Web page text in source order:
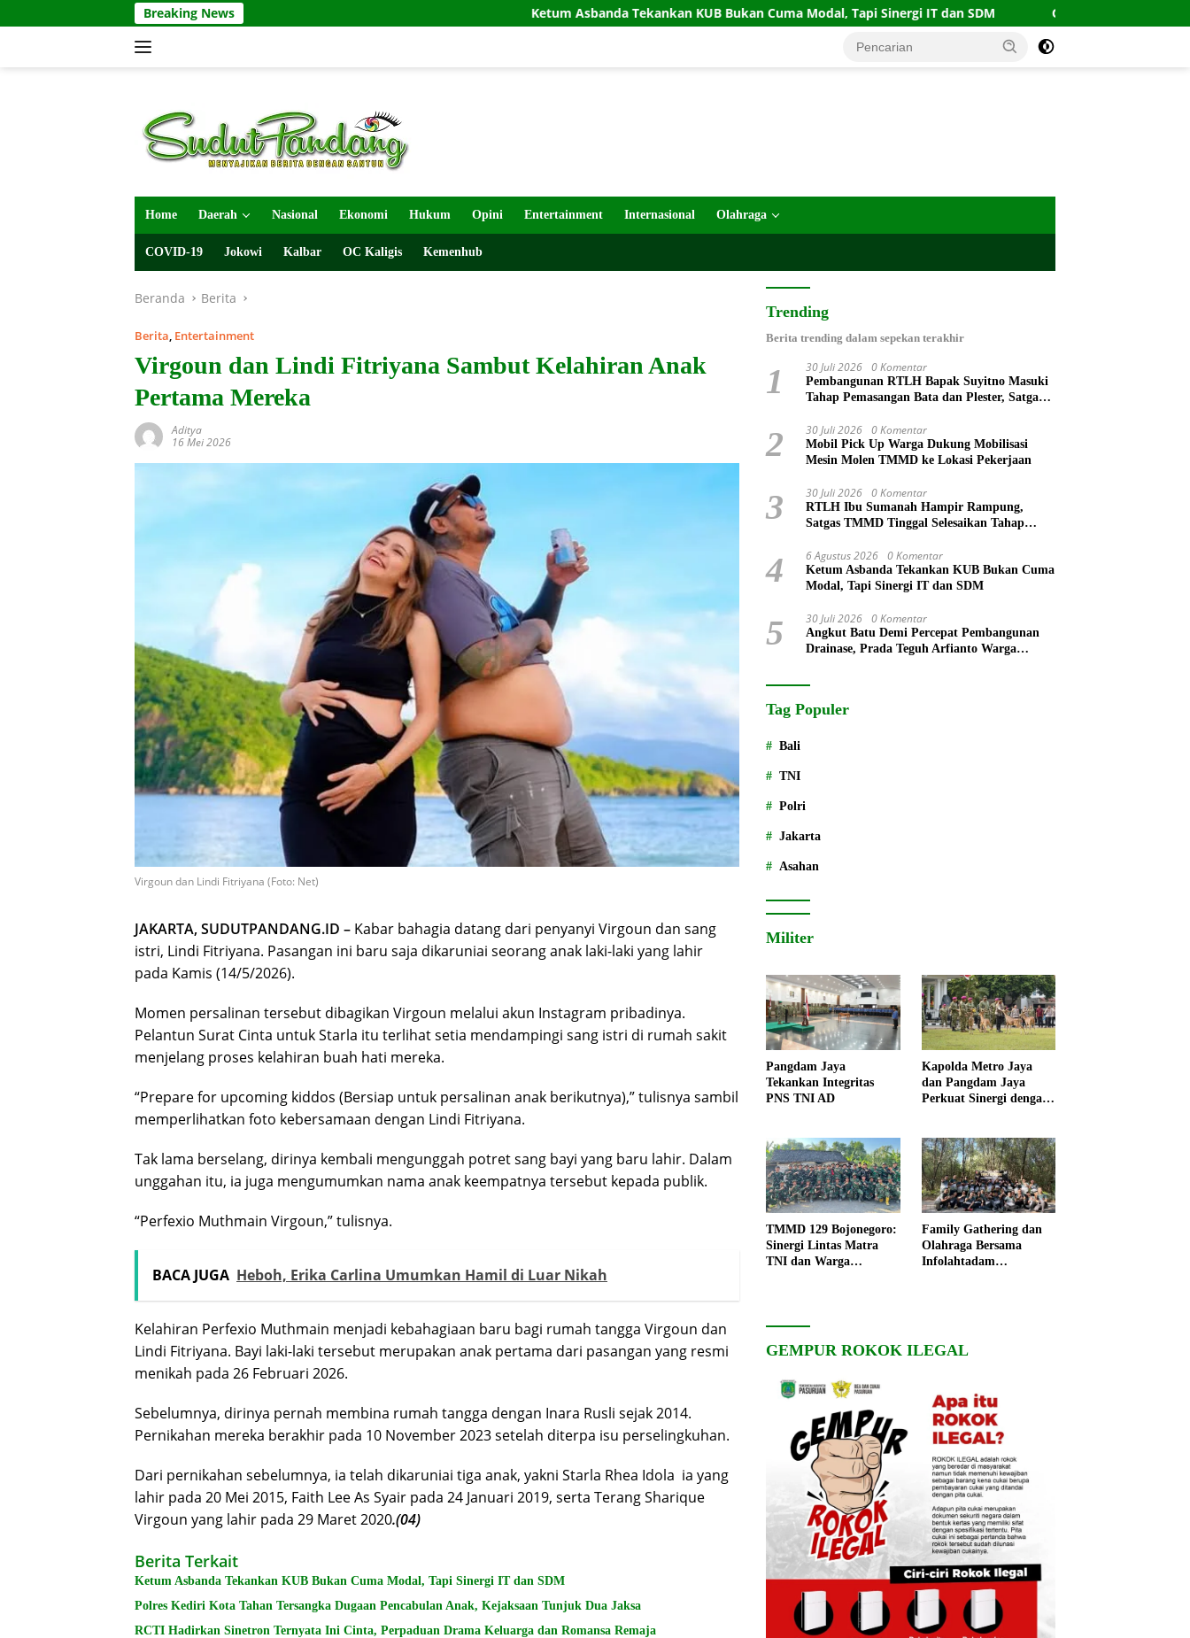
ke
Breaking News Ketum Asbanda Tekankan KUB Bukan Cuma Modal, Tapi Sinergi IT dan SDM Gempa Guncang Barat Daya
Home Daerah Nasional Ekonomi Hukum Opini Entertainment Internasional Olahraga
COVID-19 Jokowi Kalbar OC Kaligis Kemenhub
Beranda Berita
Berita, Entertainment
Virgoun dan Lindi Fitriyana Sambut Kelahiran Anak
Pertama Mereka
Aditya
16 Mei 2026
Virgoun dan Lindi Fitriyana (Foto: Net)
JAKARTA, SUDUTPANDANG.ID – Kabar bahagia datang dari penyanyi Virgoun dan sang
istri, Lindi Fitriyana. Pasangan ini baru saja dikaruniai seorang anak laki-laki yang lahir
pada Kamis (14/5/2026).
Momen persalinan tersebut dibagikan Virgoun melalui akun Instagram pribadinya.
Pelantun Surat Cinta untuk Starla itu terlihat setia mendampingi sang istri di rumah sakit
menjelang proses kelahiran buah hati mereka.
“Prepare for upcoming kiddos (Bersiap untuk persalinan anak berikutnya),” tulisnya sambil
memperlihatkan foto kebersamaan dengan Lindi Fitriyana.
Tak lama berselang, dirinya kembali mengunggah potret sang bayi yang baru lahir. Dalam
unggahan itu, ia juga mengumumkan nama anak keempatnya tersebut kepada publik.
“Perfexio Muthmain Virgoun,” tulisnya.
BACA JUGA Heboh, Erika Carlina Umumkan Hamil di Luar Nikah
Kelahiran Perfexio Muthmain menjadi kebahagiaan baru bagi rumah tangga Virgoun dan
Lindi Fitriyana. Bayi laki-laki tersebut merupakan anak pertama dari pasangan yang resmi
menikah pada 26 Februari 2026.
Sebelumnya, dirinya pernah membina rumah tangga dengan Inara Rusli sejak 2014.
Pernikahan mereka berakhir pada 10 November 2023 setelah diterpa isu perselingkuhan.
Dari pernikahan sebelumnya, ia telah dikaruniai tiga anak, yakni Starla Rhea Idola ia yang
lahir pada 20 Mei 2015, Faith Lee As Syair pada 24 Januari 2019, serta Terang Sharique
Virgoun yang lahir pada 29 Maret 2020.(04)
Berita Terkait
Ketum Asbanda Tekankan KUB Bukan Cuma Modal, Tapi Sinergi IT dan SDM
Polres Kediri Kota Tahan Tersangka Dugaan Pencabulan Anak, Kejaksaan Tunjuk Dua Jaksa
RCTI Hadirkan Sinetron Ternyata Ini Cinta, Perpaduan Drama Keluarga dan Romansa Remaja
Trending
Berita trending dalam sepekan terakhir
1 30 Juli 2026 0 Komentar
Pembangunan RTLH Bapak Suyitno Masuki
Tahap Pemasangan Bata dan Plester, Satgas
2 30 Juli 2026 0 Komentar
Mobil Pick Up Warga Dukung Mobilisasi
Mesin Molen TMMD ke Lokasi Pekerjaan
3 30 Juli 2026 0 Komentar
RTLH Ibu Sumanah Hampir Rampung,
Satgas TMMD Tinggal Selesaikan Tahap
4 6 Agustus 2026 0 Komentar
Ketum Asbanda Tekankan KUB Bukan Cuma
Modal, Tapi Sinergi IT dan SDM
5 30 Juli 2026 0 Komentar
Angkut Batu Demi Percepat Pembangunan
Drainase, Prada Teguh Arfianto Warga
Tag Populer
Bali
TNI
Polri
Jakarta
Asahan
Militer
Pangdam Jaya
Tekankan Integritas
PNS TNI AD
Kapolda Metro Jaya
dan Pangdam Jaya
Perkuat Sinergi dengan
TMMD 129 Bojonegoro:
Sinergi Lintas Matra
TNI dan Warga
Family Gathering dan
Olahraga Bersama
Infolahtadam
GEMPUR ROKOK ILEGAL